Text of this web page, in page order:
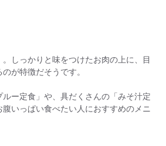
しっかりと味をつけたお肉の上に、目
が特徴だそうです。
ー定食」や、具だくさんの「みそ汁定
いっぱい食べたい人におすすめのメニ